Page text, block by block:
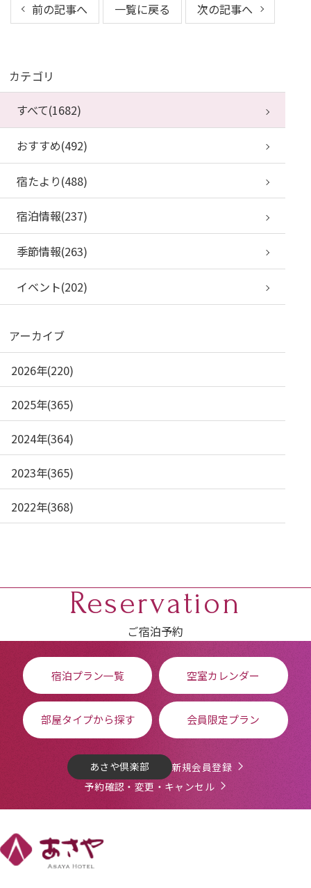
前の記事へ 一覧に戻る 次の記事へ
カテゴリ
すべて(1682)
おすすめ(492)
宿たより(488)
宿泊情報(237)
季節情報(263)
イベント(202)
アーカイブ
2026年(220)
2025年(365)
2024年(364)
2023年(365)
2022年(368)
Reservation
ご宿泊予約
宿泊プラン一覧 空室カレンダー
部屋タイプから探す 会員限定プラン
あさや倶楽部
新規会員登録
予約確認・変更・キャンセル